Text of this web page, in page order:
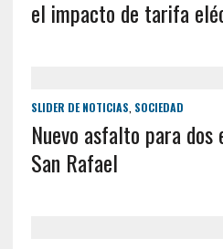
el impacto de tarifa
SLIDER DE NOTICIAS SOCIEDAD
Nuevo asfalto para
San Rafael